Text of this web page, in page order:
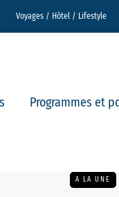
Voyages / Hôtel / Lifestyle
Programmes et
A LA UNE